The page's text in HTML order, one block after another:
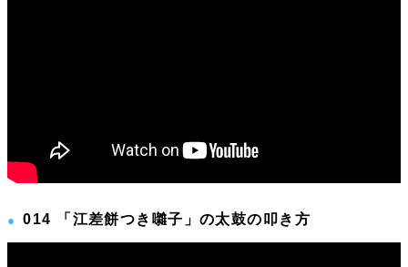
014 「江差餅つき囃子」の太鼓の叩き方